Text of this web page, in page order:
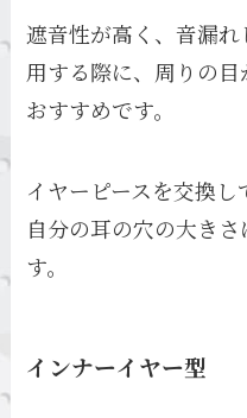
遮音性が高く、音漏
用する際に、周りの
おすすめです。
イヤーピースを交換し
自分の耳の穴の大き
す。
インナーイヤー型